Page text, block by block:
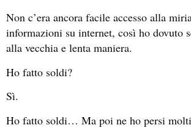
Non c’era ancora facile accesso alla
informazioni su internet, così ho dovuto
alla vecchia e lenta maniera.
Ho fatto soldi?
Sì.
Ho fatto soldi… Ma poi ne ho persi